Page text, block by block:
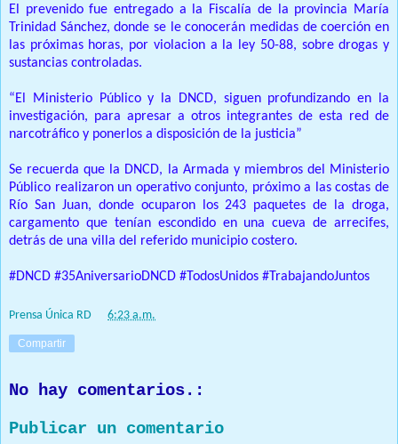
El prevenido fue entregado a la Fiscalía de la provincia María
Trinidad Sánchez, donde se le conocerán medidas de coerción en
las próximas horas, por violacion a la ley 50-88, sobre drogas y
sustancias controladas.
“El Ministerio Público y la DNCD, siguen profundizando en la
investigación, para apresar a otros integrantes de esta red de
narcotráfico y ponerlos a disposición de la justicia”
Se recuerda que la DNCD, la Armada y miembros del Ministerio
Público realizaron un operativo conjunto, próximo a las costas de
Río San Juan, donde ocuparon los 243 paquetes de la droga,
cargamento que tenían escondido en una cueva de arrecifes,
detrás de una villa del referido municipio costero.
#DNCD #35AniversarioDNCD #TodosUnidos #TrabajandoJuntos
Prensa Única RD 6:23 a.m.
Compartir
No hay comentarios.:
Publicar un comentario